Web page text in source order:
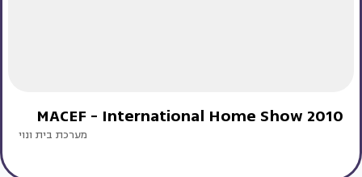
MACEF - International Home Show 2010
מערכת בית ונוי